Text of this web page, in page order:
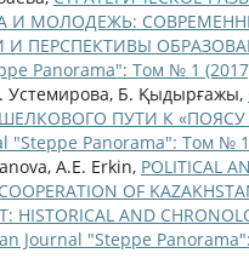
И МОЛОДЕЖЬ:
И ПЕРСПЕКТИВЫ
Panorama": Том № 1
Устемирова, Б. Қыдырғажы,
ПУТИ К «ПОЯСУ
"Steppe Panorama": Том №
A.E. Erkin, POLITICAL
OF
HISTORICAL AND
Journal "Steppe